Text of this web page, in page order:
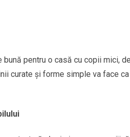
pentru o casă cu copii mici,
curate și forme simple va face